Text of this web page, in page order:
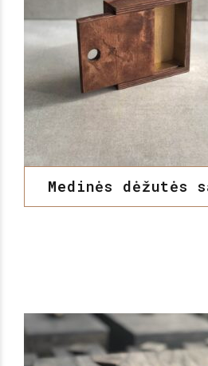
Medinės dėžutės